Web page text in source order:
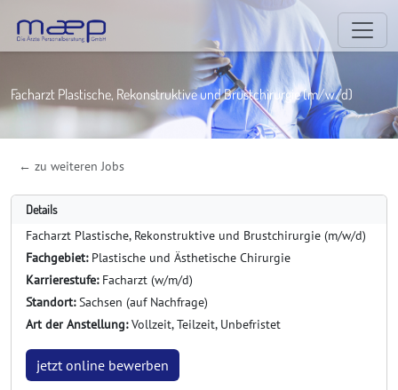
Facharzt Plastische, Rekonstruktive und Brustchirurgie (m/w/d)
← zu weiteren Jobs
Details
Facharzt Plastische, Rekonstruktive und Brustchirurgie (m/w/d)
Fachgebiet:Plastische und Ästhetische Chirurgie
Karrierestufe:Facharzt (w/m/d)
Standort:Sachsen (auf Nachfrage)
Art der Anstellung:Vollzeit, Teilzeit, Unbefristet
jetzt online bewerben